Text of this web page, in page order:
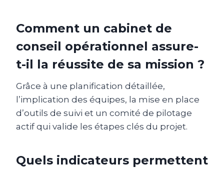
Comment un cabinet de
conseil opérationnel assure-
t-il la réussite de sa mission ?
Grâce à une planification détaillée,
l’implication des équipes, la mise en place
d’outils de suivi et un comité de pilotage
actif qui valide les étapes clés du projet.
Quels indicateurs permettent